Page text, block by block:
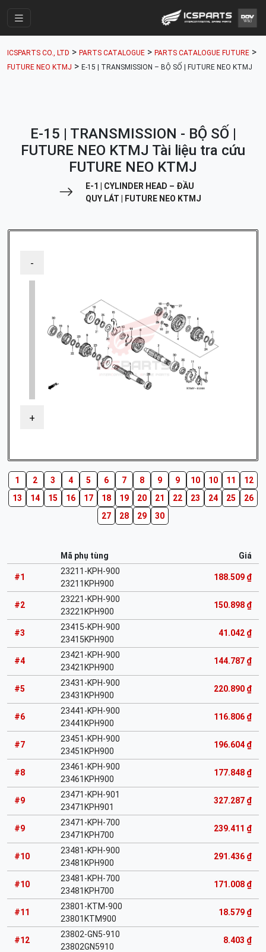
Cửa Hàng
Nhóm Phụ Tùng
Tài khoản
ICSPARTS CO., LTD > PARTS CATALOGUE > PARTS CATALOGUE FUTURE >
FUTURE NEO KTMJ > E-15 | TRANSMISSION – BỘ SỐ | FUTURE NEO KTMJ
E-15 | TRANSMISSION - BỘ SỐ |
FUTURE NEO KTMJ Tài liệu tra cứu
FUTURE NEO KTMJ
E-1 | CYLINDER HEAD – ĐẦU
QUY LÁT | FUTURE NEO KTMJ
-
+
1 2 3 4 5 6 7 8 9 9 10 10 11
12
13
14 15 16 17 18 19 20 21 22 23 24 25
26
27
28 29 30
Mã phụ tùng Giá
#1
23211-KPH-900
23211KPH900
188.509 ₫
#2
23221-KPH-900
23221KPH900
150.898 ₫
#3
23415-KPH-900
23415KPH900
41.042 ₫
#4
23421-KPH-900
23421KPH900
144.787 ₫
#5
23431-KPH-900
23431KPH900
220.890 ₫
#6
23441-KPH-900
23441KPH900
116.806 ₫
#7
23451-KPH-900
23451KPH900
196.604 ₫
#8
23461-KPH-900
23461KPH900
177.848 ₫
#9
23471-KPH-901
23471KPH901
327.287 ₫
#9
23471-KPH-700
23471KPH700
239.411 ₫
#10
23481-KPH-900
23481KPH900
291.436 ₫
#10
23481-KPH-700
23481KPH700
171.008 ₫
#11
23801-KTM-900
23801KTM900
18.579 ₫
#12
23802-GN5-910
23802GN5910
8.403 ₫